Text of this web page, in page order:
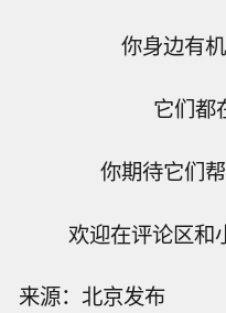
你身边有
它们都
你期待它们
欢迎在评论区和
来源：北京发布